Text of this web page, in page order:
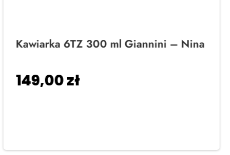
Kawiarka 6TZ 300 ml Giannini – Nina
149,00zł